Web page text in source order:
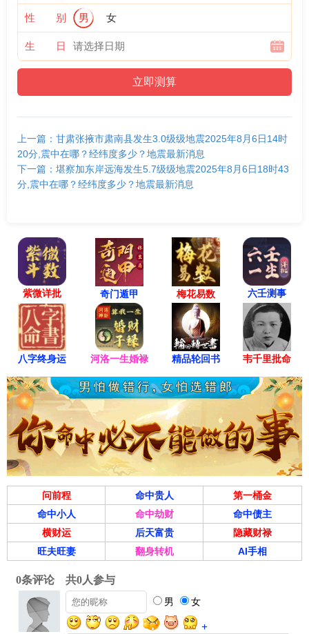
性 别 男 女
生 日
上一篇：甘肃张掖市肃南县发生3.0级级地震2025年8月6日14时
20分,震中在哪？经纬度多少？地震最新消息
下一篇：堪察加东岸远海发生5.7级级地震2025年8月6日18时43
分,震中在哪？经纬度多少？地震最新消息
紫微详批 奇门遁甲 梅花易数 六壬测事
八字终身运 河洛一生婚禄 精品轮回书 韦千里批命
问前程 命中贵人
第一桶金
命中小人
命中劫财
命中债主
横财运
后天富贵
隐藏财禄
旺夫旺妻
翻身转机 AI手相